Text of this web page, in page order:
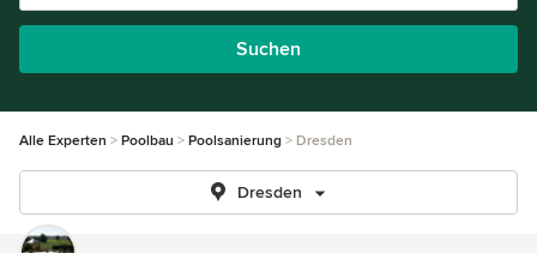
Suchen
Alle Experten Poolbau Poolsanierung Dresden
Dresden